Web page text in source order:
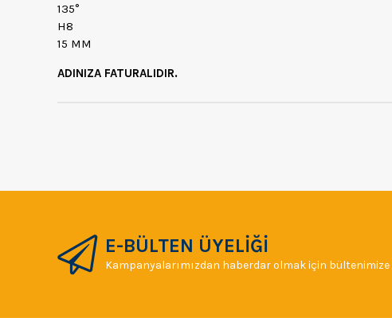
135°
H8
15 MM
ADINIZA FATURALIDIR.
E-BÜLTEN ÜYELİĞİ
Kampanyalarımızdan haberdar olmak için bültenimize